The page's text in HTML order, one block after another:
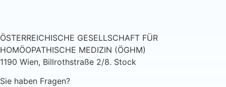
ÖSTERREICHISCHE GESELLSCHAFT FÜR
HOMÖOPATHISCHE MEDIZIN (ÖGHM)
1190 Wien, Billrothstraße 2/8. Stock
Sie haben Fragen?